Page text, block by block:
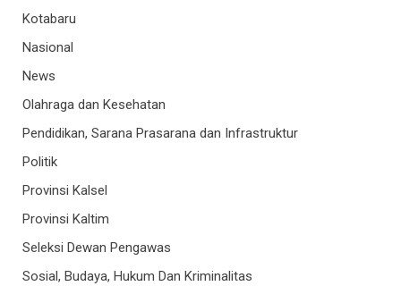
Kotabaru
Nasional
News
Olahraga dan Kesehatan
Pendidikan, Sarana Prasarana dan Infrastruktur
Politik
Provinsi Kalsel
Provinsi Kaltim
Seleksi Dewan Pengawas
Sosial, Budaya, Hukum Dan Kriminalitas